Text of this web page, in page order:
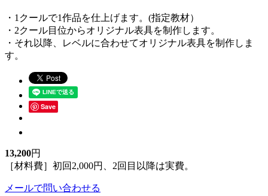
・1クールで1作品を仕上げます。(指定教材）
・2クール目位からオリジナル表具を制作します。
・それ以降、レベルに合わせてオリジナル表具を制作しま
す。
Save
13,200円
［材料費］初回2,000円、2回目以降は実費。
メールで問い合わせる